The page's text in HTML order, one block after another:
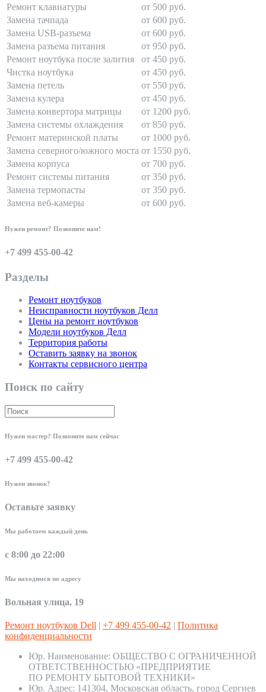
Ремонт клавиатуры
от 500 руб.
Замена тачпада
от 600 руб.
Замена USB-разъема
от 600 руб.
Замена разъема питания
от 950 руб.
Ремонт ноутбука после залития
от 450 руб.
Чистка ноутбука
от 450 руб.
Замена петель
от 550 руб.
Замена кулера
от 450 руб.
Замена конвертора матрицы
от 1200 руб.
Замена системы охлаждения
от 850 руб.
Ремонт материнской платы
от 1000 руб.
Замена северного/южного моста от 1550 руб.
Замена корпуса
от 700 руб.
Ремонт системы питания
от 350 руб.
Замена термопасты
от 350 руб.
Замена веб-камеры
от 600 руб.
Нужен ремонт? Позвоните нам!
+7 499 455-00-42
Разделы
Ремонт ноутбуков
Неисправности ноутбуков Делл
Цены на ремонт ноутбуков
Модели ноутбуков Делл
Территория работы
Оставить заявку на звонок
Контакты сервисного центра
Поиск по сайту
Нужен мастер? Позвоните нам сейчас
+7 499 455-00-42
Нужен звонок?
Оставьте заявку
Мы работаем каждый день
с 8:00 до 22:00
Мы находимся по адресу
Вольная улица, 19
Ремонт ноутбуков Dell | +7 499 455-00-42 | Политика
конфиденциальности
Юр. Наименование: ОБЩЕСТВО С ОГРАНИЧЕННОЙ
ОТВЕТСТВЕННОСТЬЮ «ПРЕДПРИЯТИЕ
ПО РЕМОНТУ БЫТОВОЙ ТЕХНИКИ»
Юр. Адрес: 141304, Московская область, город Сергиев